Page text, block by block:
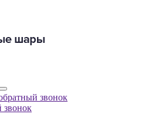
звонок